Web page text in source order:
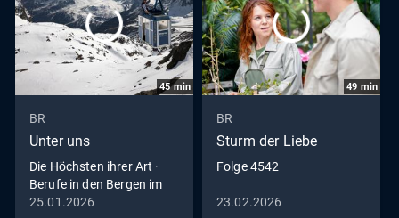
45min
BR
Unter uns
Die Höchsten ihrer Art ·
Berufe in den Bergen im
Winter
25.01.2026
49 min
BR
Sturm der Liebe
Folge 4542
23.02.2026